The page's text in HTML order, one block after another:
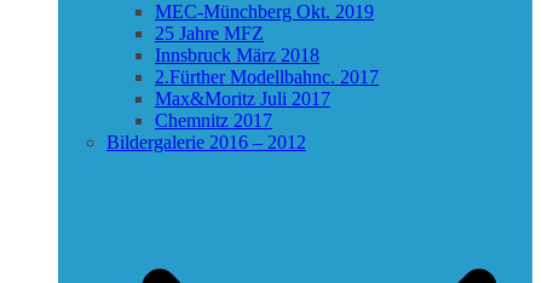
MEC-Münchberg Okt. 2019
25 Jahre MFZ
Innsbruck März 2018
2.Fürther Modellbahnc. 2017
Max&Moritz Juli 2017
Chemnitz 2017
Bildergalerie 2016 – 2012